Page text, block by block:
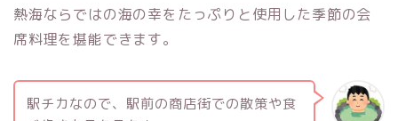
熱海ならではの海の幸をたっぷりと使用した季節の会
席料理を堪能できます。
駅チカなので、駅前の商店街での散策や食